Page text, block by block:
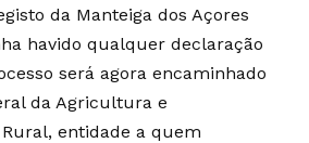
da Manteiga dos Açores
havido qualquer declaração
será agora encaminhado
da Agricultura e
entidade a quem